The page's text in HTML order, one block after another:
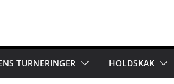
TURNERINGER HOLDSKAK